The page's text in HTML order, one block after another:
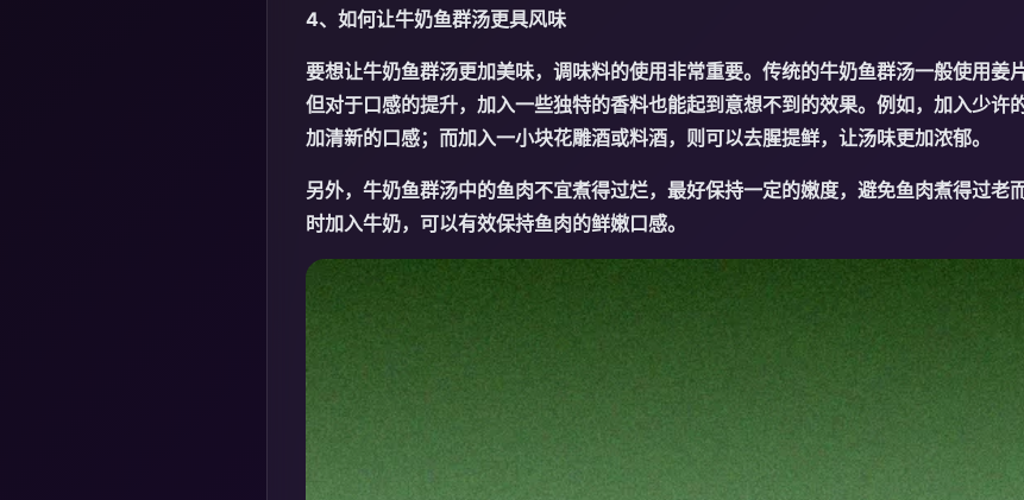
4、如何让牛奶鱼群汤更具风味
要想让牛奶鱼群汤更加美味，调味料的使用非常重要。传统的牛奶鱼群汤一般使用姜
但对于口感的提升，加入一些独特的香料也能起到意想不到的效果。例如，加入少许
加清新的口感；而加入一小块花雕酒或料酒，则可以去腥提鲜，让汤味更加浓郁。
另外，牛奶鱼群汤中的鱼肉不宜煮得过烂，最好保持一定的嫩度，避免鱼肉煮得过老
时加入牛奶，可以有效保持鱼肉的鲜嫩口感。